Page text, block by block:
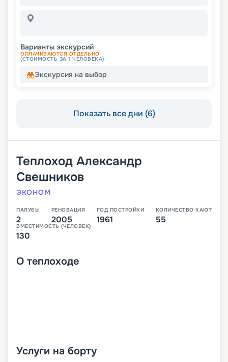
Варианты экскурсий
ОПЛАЧИВАЮТСЯ ОТДЕЛЬНО
(СТОИМОСТЬ ЗА 1 ЧЕЛОВЕКА)
Экскурсия на выбор
Показать все дни (6)
Теплоход Александр
Свешников
ЭКОНОМ
ПАЛУБЫ
2
РЕНОВАЦИЯ
2005
ГОД ПОСТРОЙКИ
1961
КОЛИЧЕСТВО КАЮТ
55
ВМЕСТИМОСТЬ (ЧЕЛОВЕК)
130
О теплоходе
Услуги на борту